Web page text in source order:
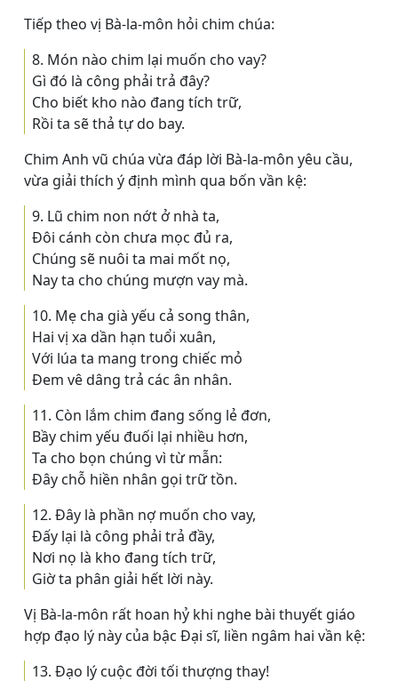
Tiếp theo vị Bà-la-môn hỏi chim chúa:
8. Món nào chim lại muốn cho vay?
Gì đó là công phải trả đây?
Cho biết kho nào đang tích trữ,
Rồi ta sẽ thả tự do bay.
Chim Anh vũ chúa vừa đáp lời Bà-la-môn yêu cầu,
vừa giải thích ý định mình qua bốn vần kệ:
9. Lũ chim non nớt ở nhà ta,
Ðôi cánh còn chưa mọc đủ ra,
Chúng sẽ nuôi ta mai mốt nọ,
Nay ta cho chúng mượn vay mà.
10. Mẹ cha già yếu cả song thân,
Hai vị xa dần hạn tuổi xuân,
Với lúa ta mang trong chiếc mỏ
Ðem vê dâng trả các ân nhân.
11. Còn lắm chim đang sống lẻ đơn,
Bầy chim yếu đuối lại nhiều hơn,
Ta cho bọn chúng vì từ mẫn:
Ðây chỗ hiền nhân gọi trữ tồn.
12. Ðây là phần nợ muốn cho vay,
Ðấy lại là công phải trả đầy,
Nơi nọ là kho đang tích trữ,
Giờ ta phân giải hết lời này.
Vị Bà-la-môn rất hoan hỷ khi nghe bài thuyết giáo
hợp đạo lý này của bậc Ðại sĩ, liền ngâm hai vần kệ:
13. Ðạo lý cuộc đời tối thượng thay!